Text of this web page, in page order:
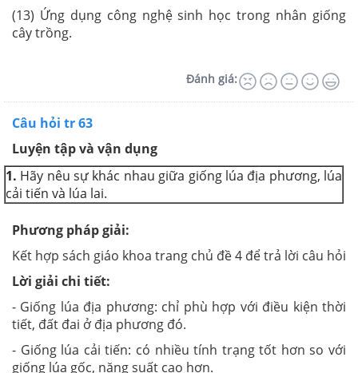
(13) Ứng dụng công nghệ sinh học trong nhân giống
cây trồng.
Đánh giá:
Câu hỏi tr 63
Luyện tập và vận dụng
1. Hãy nêu sự khác nhau giữa giống lúa địa phương, lúa
cải tiến và lúa lai.
Phương pháp giải:
Kết hợp sách giáo khoa trang chủ đề 4 để trả lời câu hỏi
Lời giải chi tiết:
- Giống lúa địa phương: chỉ phù hợp với điều kiện thời
tiết, đất đai ở địa phương đó.
- Giống lúa cải tiến: có nhiều tính trạng tốt hơn so với
giống lúa gốc, năng suất cao hơn.